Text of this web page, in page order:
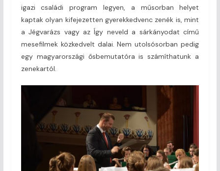
igazi családi program legyen, a műsorban helyet
kaptak olyan kifejezetten gyerekkedvenc zenék is, mint
a Jégvarázs vagy az Így neveld a sárkányodat című
mesefilmek közkedvelt dalai. Nem utolsósorban pedig
egy magyarországi ősbemutatóra is számíthatunk a
zenekartól.